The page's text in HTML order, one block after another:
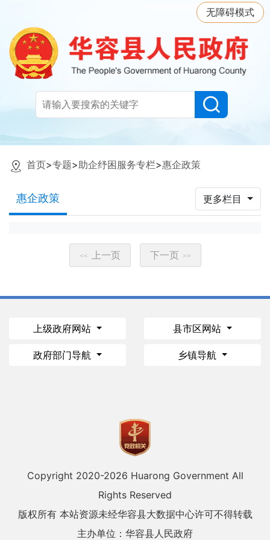
无障碍模式
首页>专题>助企纾困服务专栏>惠企政策
惠企政策 更多栏目
<< 上一页 下一页 >>
上级政府网站 县市区网站
政府部门导航 乡镇导航
Copyright 2020-2026 Huarong Government All
Rights Reserved
版权所有 本站资源未经华容县大数据中心许可不得转载
主办单位：华容县人民政府